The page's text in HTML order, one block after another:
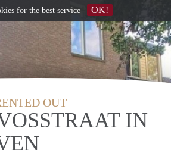
OUT
IN
for the best service OK!